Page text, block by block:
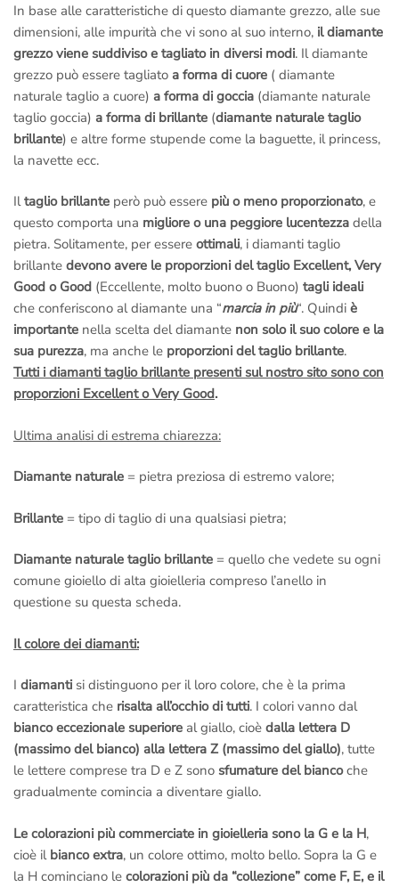
In base alle caratteristiche di questo diamante grezzo, alle sue
dimensioni, alle impurità che vi sono al suo interno, il diamante
grezzo viene suddiviso e tagliato in diversi modi. Il diamante
grezzo può essere tagliato a forma di cuore ( diamante
naturale taglio a cuore) a forma di goccia (diamante naturale
taglio goccia) a forma di brillante (diamante naturale taglio
brillante) e altre forme stupende come la baguette, il princess,
la navette ecc.
Iltaglio brillante però può essere più o meno proporzionato, e
questo comporta una migliore o una peggiore lucentezza della
pietra. Solitamente, per essere ottimali, i diamanti taglio
brillante devono avere le proporzioni del taglio Excellent, Very
Good o Good (Eccellente, molto buono o Buono) tagli ideali
che conferiscono al diamante una “marcia in più“. Quindi è
importante nella scelta del diamante non solo il suo colore e la
sua purezza, ma anche le proporzioni del taglio brillante.
Tutti i diamanti taglio brillante presenti sul nostro sito sono con
proporzioni Excellent o Very Good.
Ultima analisi di estrema chiarezza:
Diamante naturale = pietra preziosa di estremo valore;
Brillante = tipo di taglio di una qualsiasi pietra;
Diamante naturale taglio brillante = quello che vedete su ogni
comune gioiello di alta gioielleria compreso l’anello in
questione su questa scheda.
Il colore dei diamanti:
I diamanti si distinguono per il loro colore, che è la prima
caratteristica che risalta all’occhio di tutti. I colori vanno dal
bianco eccezionale superiore al giallo, cioè dalla lettera D
(massimo del bianco) alla lettera Z (massimo del giallo), tutte
le lettere comprese tra D e Z sono sfumature del biancoche
gradualmente comincia a diventare giallo.
Le colorazioni più commerciate in gioielleria sono la G e la H,
cioè il bianco extra, un colore ottimo, molto bello. Sopra la G e
la H cominciano le colorazioni più da “collezione” come F, E, e il